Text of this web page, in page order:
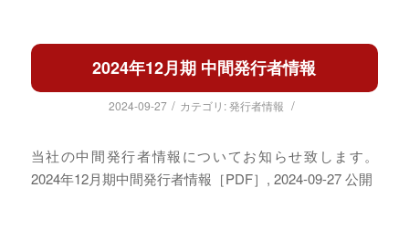
2024年12月期 中間発行者情報
2024-09-27 / カテゴリ:発行者情報 /
当社の中間発行者情報についてお知らせ致します。
2024年12月期中間発行者情報［PDF］, 2024-09-27 公開